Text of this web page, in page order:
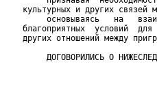
культурных и других связей
основываясь   на
благоприятных  условий
других отношений между
ДОГОВОРИЛИСЬ О